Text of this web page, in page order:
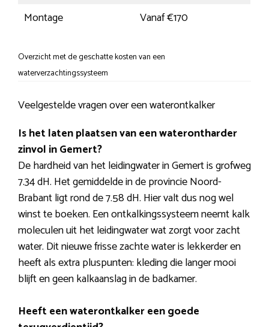
Montage
Vanaf €170
Overzicht met de geschatte kosten van een
waterverzachtingssysteem
Veelgestelde vragen over een waterontkalker
Is het laten plaatsen van een waterontharder
zinvol in Gemert?
De hardheid van het leidingwater in Gemert is grofweg
7.34 dH. Het gemiddelde in de provincie Noord-
Brabant ligt rond de 7.58 dH. Hier valt dus nog wel
winst te boeken. Een ontkalkingssysteem neemt kalk
moleculen uit het leidingwater wat zorgt voor zacht
water. Dit nieuwe frisse zachte water is lekkerder en
heeft als extra pluspunten: kleding die langer mooi
blijft en geen kalkaanslag in de badkamer.
Heeft een waterontkalker een goede